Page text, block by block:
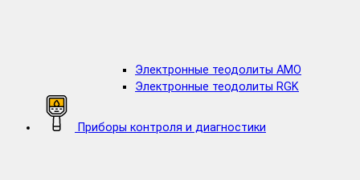
Электронные теодолиты AMO
Электронные теодолиты RGK
Приборы контроля и диагностики